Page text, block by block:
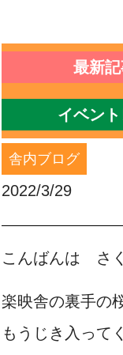
最新
イベン
舎内ブログ
2022/3/29
こんばんは さ
楽映舎の裏手の
もうじき入って